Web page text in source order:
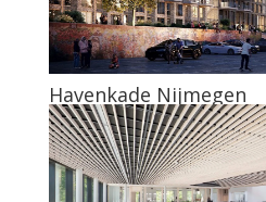
Havenkade Nijmegen